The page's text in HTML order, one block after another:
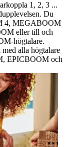
1, 2, 3 ...
Du
4, MEGABOOM
eller till och
högtalare.
alla högtalare
EPICBOOM och